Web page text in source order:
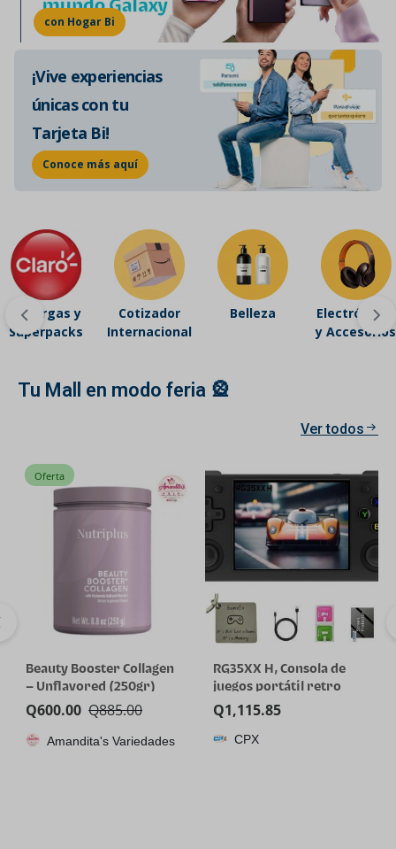
con Hogar Bi
¡Vive experiencias
únicas con tu
Tarjeta Bi!
Conoce más aquí
Recargas y
Superpacks
Cotizador
Internacional
Belleza
Electrónicos
y Accesorios
Tu Mall en modo feria 🎡
Ver todos
Oferta
Beauty Booster Collagen
– Unflavored (250gr)
Q885.00
Q600.00
Amandita's Variedades
RG35XX H, Consola de
juegos portátil retro
Anbernic con tarjeta de
64GTF, diseño de joystick
dual, pantalla HD de 3.5
Q1,115.85
CPX